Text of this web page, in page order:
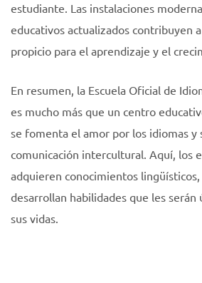
estudiante. Las instalaciones
educativos actualizados contribuyen
propicio para el aprendizaje y el
En resumen, la Escuela Oficial de
es mucho más que un centro
se fomenta el amor por los idiomas y
comunicación intercultural. Aquí, los
adquieren conocimientos
desarrollan habilidades que les serán
sus vidas.